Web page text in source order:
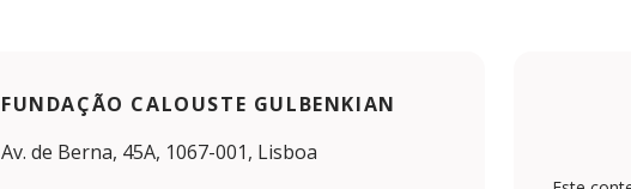
FUNDAÇÃO CALOUSTE GULBENKIAN
Av. de Berna, 45A, 1067-001, Lisboa